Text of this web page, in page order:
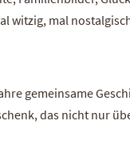
witzig, mal
gemeinsame
das nicht nur